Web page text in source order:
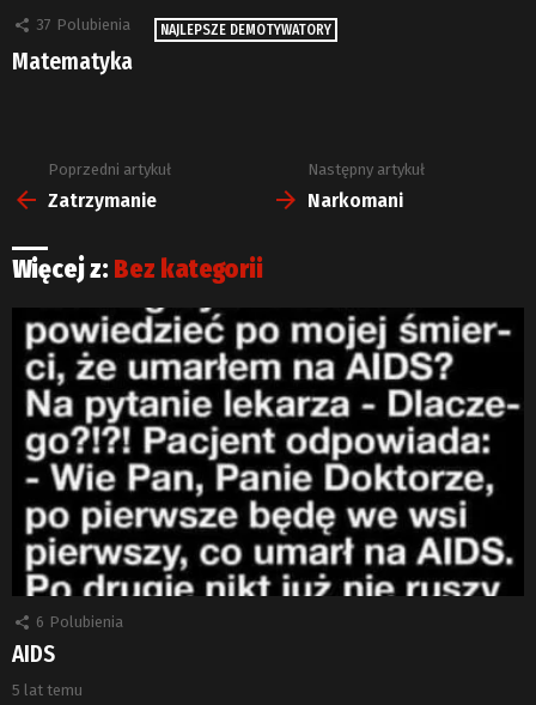
37 Polubienia NAJLEPSZE DEMOTYWATORY
Matematyka
Zobacz
więcej
Poprzedni artykuł
Zatrzymanie
Następny artykuł
Narkomani
Więcej z: Bez kategorii
6 Polubienia
AIDS
5 lat temu